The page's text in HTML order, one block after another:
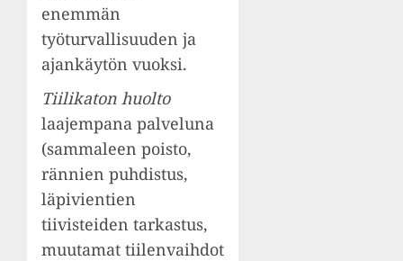
enemmän
työturvallisuuden ja
ajankäytön vuoksi.
Tiilikaton huolto
laajempana palveluna
(sammaleen poisto,
rännien puhdistus,
läpivientien
tiivisteiden tarkastus,
muutamat tiilenvaihdot